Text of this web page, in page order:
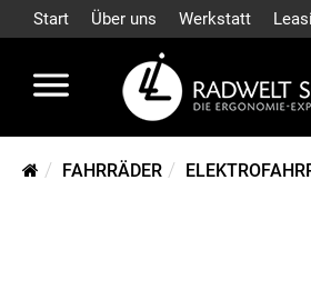
Start Über uns Werkstatt
FAHRRÄDER